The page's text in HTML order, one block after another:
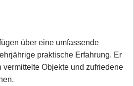
über eine umfassende
praktische Erfahrung. Er
Objekte und zufriedene